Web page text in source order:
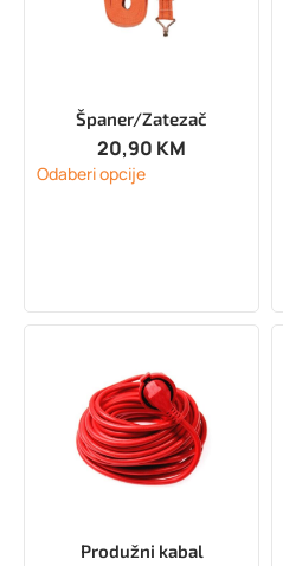
Španer/Zatezač
20,90 KM
Odaberi opcije
Produžni kabal